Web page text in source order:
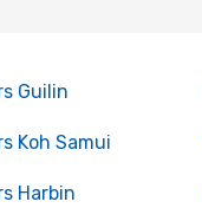
Guilin
Koh Samui
Harbin